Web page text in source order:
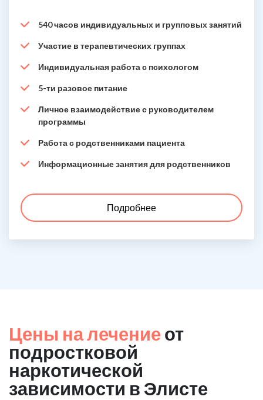
540 часов индивидуальных и групповых занятий
Участие в терапевтических группах
Индивидуальная работа с психологом
5-ти разовое питание
Личное взаимодействие с руководителем
программы
Работа с родственниками пациента
Информационные занятия для родственников
Подробнее
Цены на лечение от
подростковой
наркотической
зависимости в Элисте